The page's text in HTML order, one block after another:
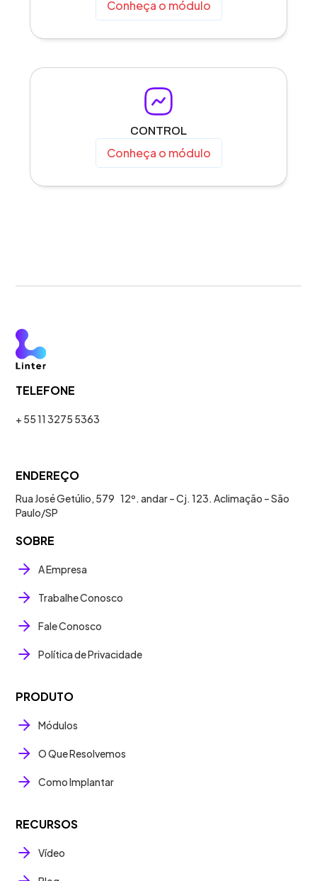
Conheça o módulo
CONTROL
Conheça o módulo
TELEFONE
+ 55 11 3275 5363
ENDEREÇO
Rua José Getúlio, 579 12º. andar – Cj. 123. Aclimação – São
Paulo/SP
SOBRE
A Empresa
Trabalhe Conosco
Fale Conosco
Política de Privacidade
PRODUTO
Módulos
O Que Resolvemos
Como Implantar
RECURSOS
Vídeo